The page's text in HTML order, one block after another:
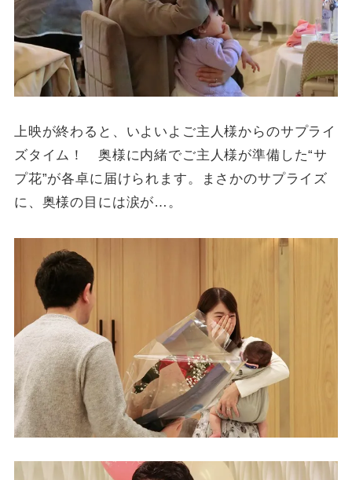
上映が終わると、いよいよご主人様からのサプライ
ズタイム！ 奥様に内緒でご主人様が準備した“サ
プ花”が各卓に届けられます。まさかのサプライズ
に、奥様の目には涙が…。